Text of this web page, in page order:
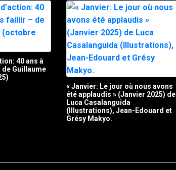
40 ans à
Guillaume
« Janvier: Le jour où nous avons
été applaudis » (Janvier 2025) de
Luca Casalanguida
(Illustrations), Jean-Edouard et
Grésy Makyo.